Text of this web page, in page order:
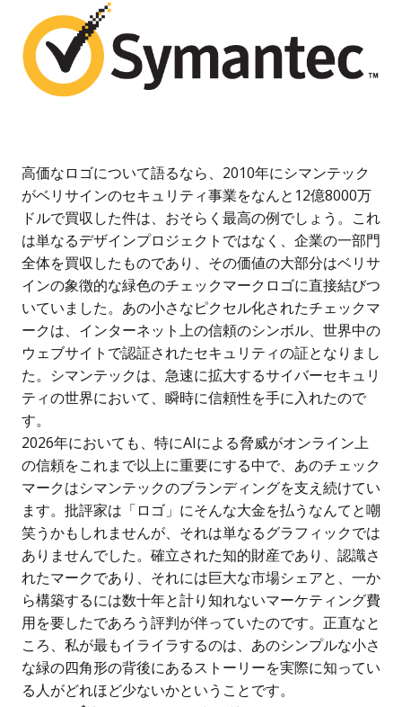
高価なロゴについて語るなら、2010年にシマンテック
がベリサインのセキュリティ事業をなんと12億8000万
ドルで買収した件は、おそらく最高の例でしょう。これ
は単なるデザインプロジェクトではなく、企業の一部門
全体を買収したものであり、その価値の大部分はベリサ
インの象徴的な緑色のチェックマークロゴに直接結びつ
いていました。あの小さなピクセル化されたチェックマ
ークは、インターネット上の信頼のシンボル、世界中の
ウェブサイトで認証されたセキュリティの証となりまし
た。シマンテックは、急速に拡大するサイバーセキュリ
ティの世界において、瞬時に信頼性を手に入れたので
す。
2026年においても、特にAIによる脅威がオンライン上
の信頼をこれまで以上に重要にする中で、あのチェック
マークはシマンテックのブランディングを支え続けてい
ます。批評家は「ロゴ」にそんな大金を払うなんてと嘲
笑うかもしれませんが、それは単なるグラフィックでは
ありませんでした。確立された知的財産であり、認識さ
れたマークであり、それには巨大な市場シェアと、一か
ら構築するには数十年と計り知れないマーケティング費
用を要したであろう評判が伴っていたのです。正直なと
ころ、私が最もイライラするのは、あのシンプルな小さ
な緑の四角形の背後にあるストーリーを実際に知ってい
る人がどれほど少ないかということです。